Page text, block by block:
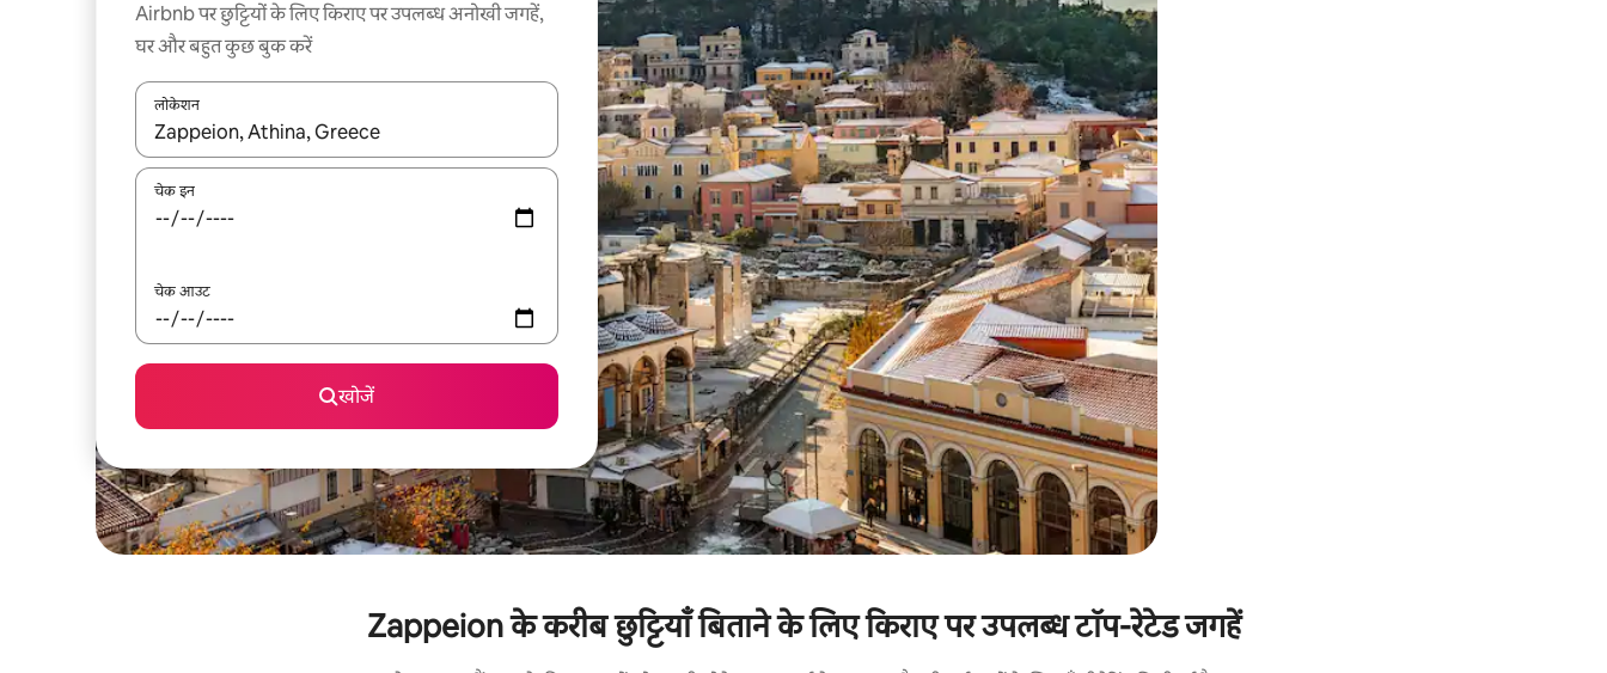
Airbnb पर छुट्टियों के लिए किराए पर उपलब्ध अनोखी जगहें,
घर और बहुत कुछ बुक करें
लोकेशन
नतीजों के उपलब्ध होने पर, अप और डाउन 'ऐरो की' का इस्तेमाल करके नेविगेट करें या टच या फिर स्वाइप जेस्चर का इस्तेमाल करके एक्सप्लोर करें।
चेक इन
चेक आउट
खोजें
Zappeion के करीब छुट्टियाँ बिताने के लिए किराए पर उपलब्ध टॉप-रेटेड जगहें